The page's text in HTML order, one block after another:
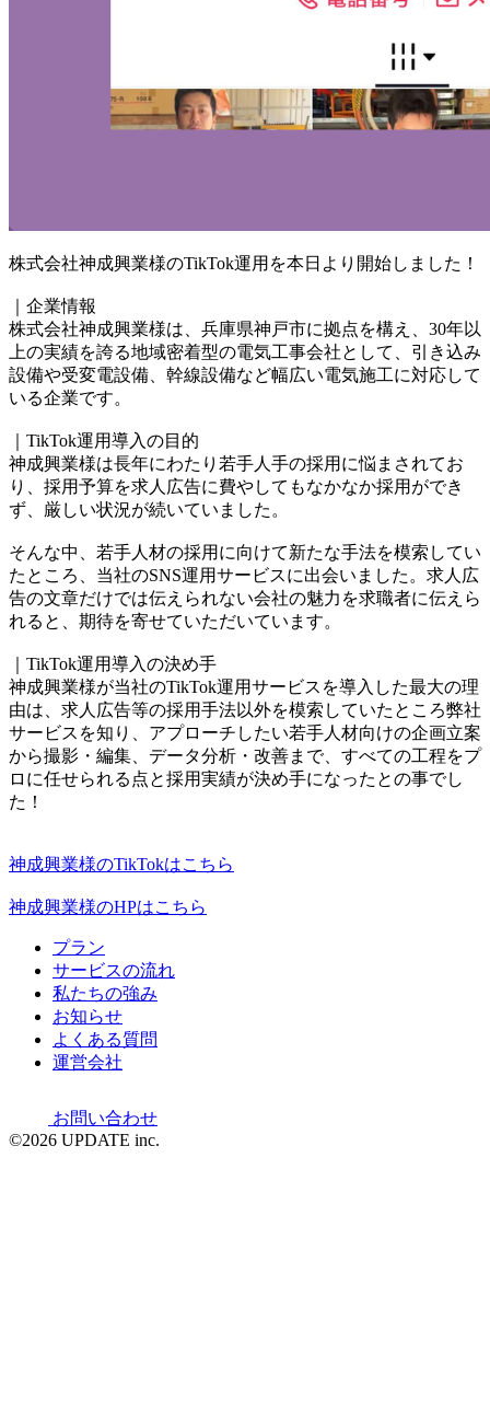
株式会社神成興業様のTikTok運用を本日より開始しました！
｜企業情報
株式会社神成興業様は、兵庫県神戸市に拠点を構え、30年以
上の実績を誇る地域密着型の電気工事会社として、引き込み
設備や受変電設備、幹線設備など幅広い電気施工に対応して
いる企業です。
｜TikTok運用導入の目的
神成興業様は長年にわたり若手人手の採用に悩まされてお
り、採用予算を求人広告に費やしてもなかなか採用ができ
ず、厳しい状況が続いていました。
そんな中、若手人材の採用に向けて新たな手法を模索してい
たところ、当社のSNS運用サービスに出会いました。求人広
告の文章だけでは伝えられない会社の魅力を求職者に伝えら
れると、期待を寄せていただいています。
｜TikTok運用導入の決め手
神成興業様が当社のTikTok運用サービスを導入した最大の理
由は、求人広告等の採用手法以外を模索していたところ弊社
サービスを知り、アプローチしたい若手人材向けの企画立案
から撮影・編集、データ分析・改善まで、すべての工程をプ
ロに任せられる点と採用実績が決め手になったとの事でし
た！
神成興業様のTikTokはこちら
神成興業様のHPはこちら
プラン
サービスの流れ
私たちの強み
お知らせ
よくある質問
運営会社
お問い合わせ
©2026 UPDATE inc.